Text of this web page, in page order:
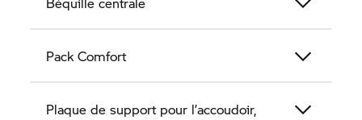
Pack Comfort
Plaque de support pour l’accoudoir,